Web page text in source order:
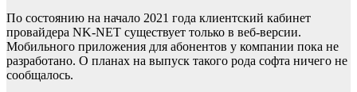
По состоянию на начало 2021 года клиентский кабинет
провайдера NK-NET существует только в веб-версии.
Мобильного приложения для абонентов у компании пока не
разработано. О планах на выпуск такого рода софта ничего не
сообщалось.